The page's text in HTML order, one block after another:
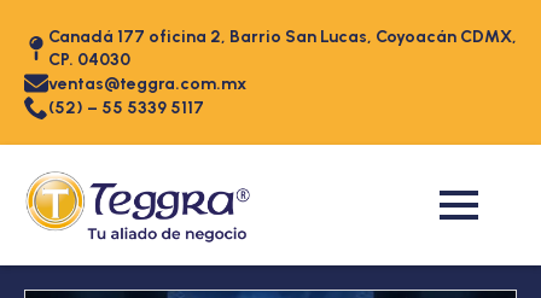
Canadá 177 oficina 2, Barrio San Lucas, Coyoacán CDMX,
CP. 04030
ventas@teggra.com.mx
(52) – 55 5339 5117